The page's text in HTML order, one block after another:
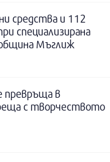
средства и 112
специализирана
община Мъглиж
превръща в
с творчеството